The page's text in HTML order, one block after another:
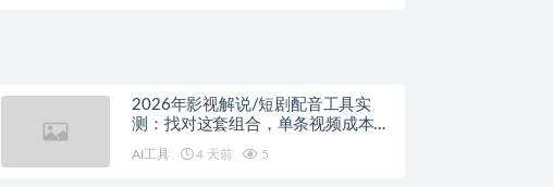
2026年影视解说/短剧配音工具实
测：找对这套组合，单条视频成本直
AI工具 4 天前 5